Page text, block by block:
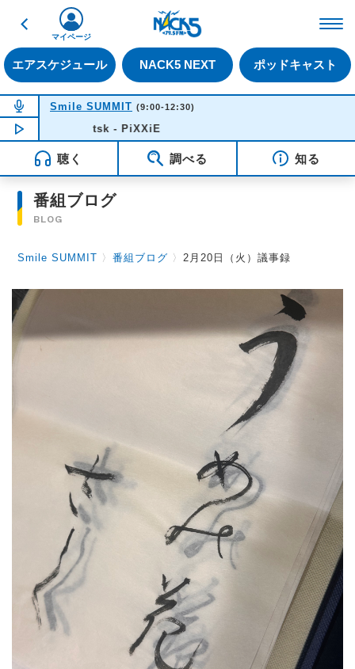
戻る
エアスケジュール NACK5 NEXT ポッドキャスト
マイページ
NOW ON AIR
Smile SUMMIT (9:00-12:30)
NOW PLAYING 10:03
tsk - PiXXiE
聴く 調べる 知る
番組ブログ
BLOG
Smile SUMMIT 〉番組ブログ 〉2月20日（火）議事録